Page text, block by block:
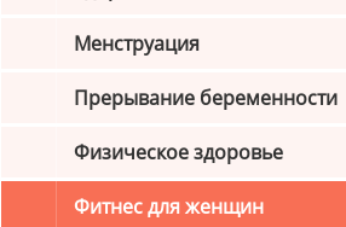
Менструация
Прерывание беременности
Физическое здоровье
Фитнес для женщин